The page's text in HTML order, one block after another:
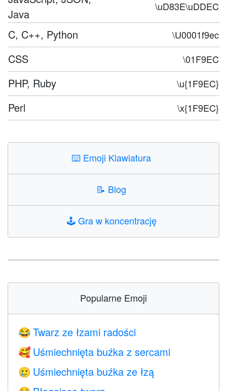
Java
\uD83E\uDDEC
C, C++, Python \U0001f9ec
CSS \01F9EC
PHP, Ruby \u{1F9EC}
Perl \x{1F9EC}
⌨️ Emoji Klawiatura
📝 Blog
🕹️Gra w koncentrację
Popularne Emoji
😂 Twarz ze łzami radości
🥰 Uśmiechnięta buźka z sercami
🥲 Uśmiechnięta buźka ze łzą